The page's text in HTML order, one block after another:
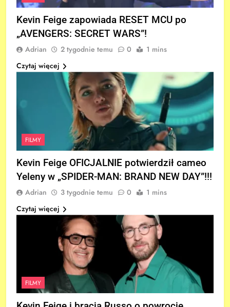
Kevin Feige zapowiada RESET MCU po
„AVENGERS: SECRET WARS”!
Adrian 2 tygodnie temu 0
1 mins
Czytaj więcej
FILMY
Kevin Feige OFICJALNIE potwierdził cameo
Yeleny w „SPIDER-MAN: BRAND NEW DAY”!!!
Adrian 3 tygodnie temu 0
1 mins
Czytaj więcej
FILMY